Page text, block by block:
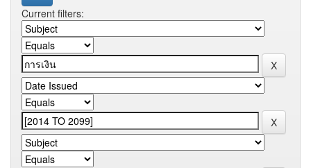
Current filters: